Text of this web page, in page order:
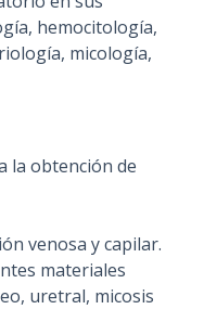
hemocitología,
micología,
la obtención de
venosa y capilar.
materiales
uretral, micosis